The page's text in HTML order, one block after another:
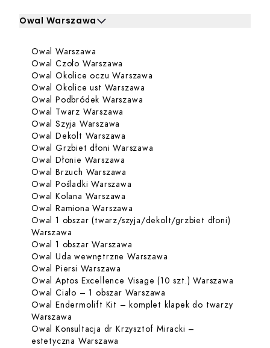
Owal Warszawa
Kliknij, aby rozwinąć i zobaczyć zabiegi dla Owal
Zabiegi dla Owal Warszawa
Owal Warszawa
Owal Czoło Warszawa
Owal Okolice oczu Warszawa
Owal Okolice ust Warszawa
Owal Podbródek Warszawa
Owal Twarz Warszawa
Owal Szyja Warszawa
Owal Dekolt Warszawa
Owal Grzbiet dłoni Warszawa
Owal Dłonie Warszawa
Owal Brzuch Warszawa
Owal Pośladki Warszawa
Owal Kolana Warszawa
Owal Ramiona Warszawa
Owal 1 obszar (twarz/szyja/dekolt/grzbiet dłoni)
Warszawa
Owal 1 obszar Warszawa
Owal Uda wewnętrzne Warszawa
Owal Piersi Warszawa
Owal Aptos Excellence Visage (10 szt.) Warszawa
Owal Ciało – 1 obszar Warszawa
Owal Endermolift Kit – komplet klapek do twarzy
Warszawa
Owal Konsultacja dr Krzysztof Miracki –
estetyczna Warszawa